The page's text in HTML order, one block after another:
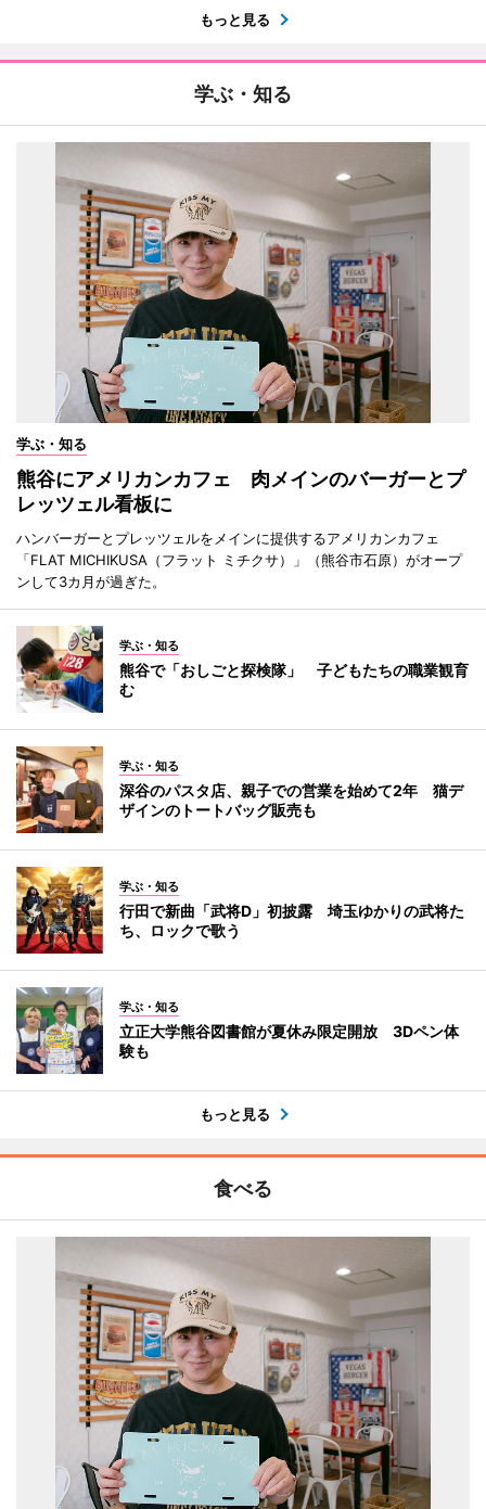
もっと見る
学ぶ・知る
学ぶ・知る
熊谷にアメリカンカフェ 肉メインのバーガーとプ
レッツェル看板に
ハンバーガーとプレッツェルをメインに提供するアメリカンカフェ
「FLAT MICHIKUSA（フラット ミチクサ）」（熊谷市石原）がオープ
ンして3カ月が過ぎた。
学ぶ・知る
熊谷で「おしごと探検隊」 子どもたちの職業観育
む
学ぶ・知る
深谷のパスタ店、親子での営業を始めて2年 猫デ
ザインのトートバッグ販売も
学ぶ・知る
行田で新曲「武将D」初披露 埼玉ゆかりの武将た
ち、ロックで歌う
学ぶ・知る
立正大学熊谷図書館が夏休み限定開放 3Dペン体
験も
もっと見る
食べる